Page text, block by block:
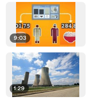
9:03
1:29